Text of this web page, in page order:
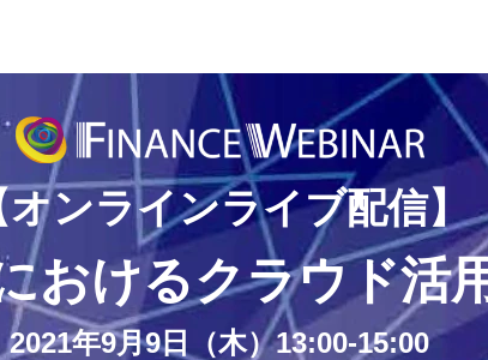
オンラインライブ配信】
おけるクラウド活
2021年9月9日（木）13:00-15:00